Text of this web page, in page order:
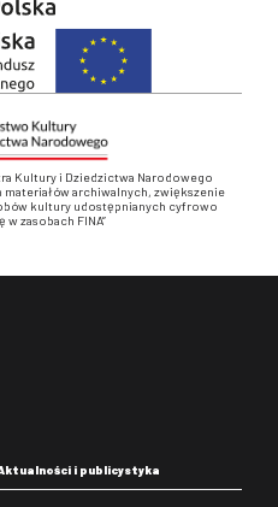
Kultury i Dziedzictwa Narodowego
materiałów archiwalnych, zwiększenie
kultury udostępnianych cyfrowo
zasobach FINA”
i publicystyka